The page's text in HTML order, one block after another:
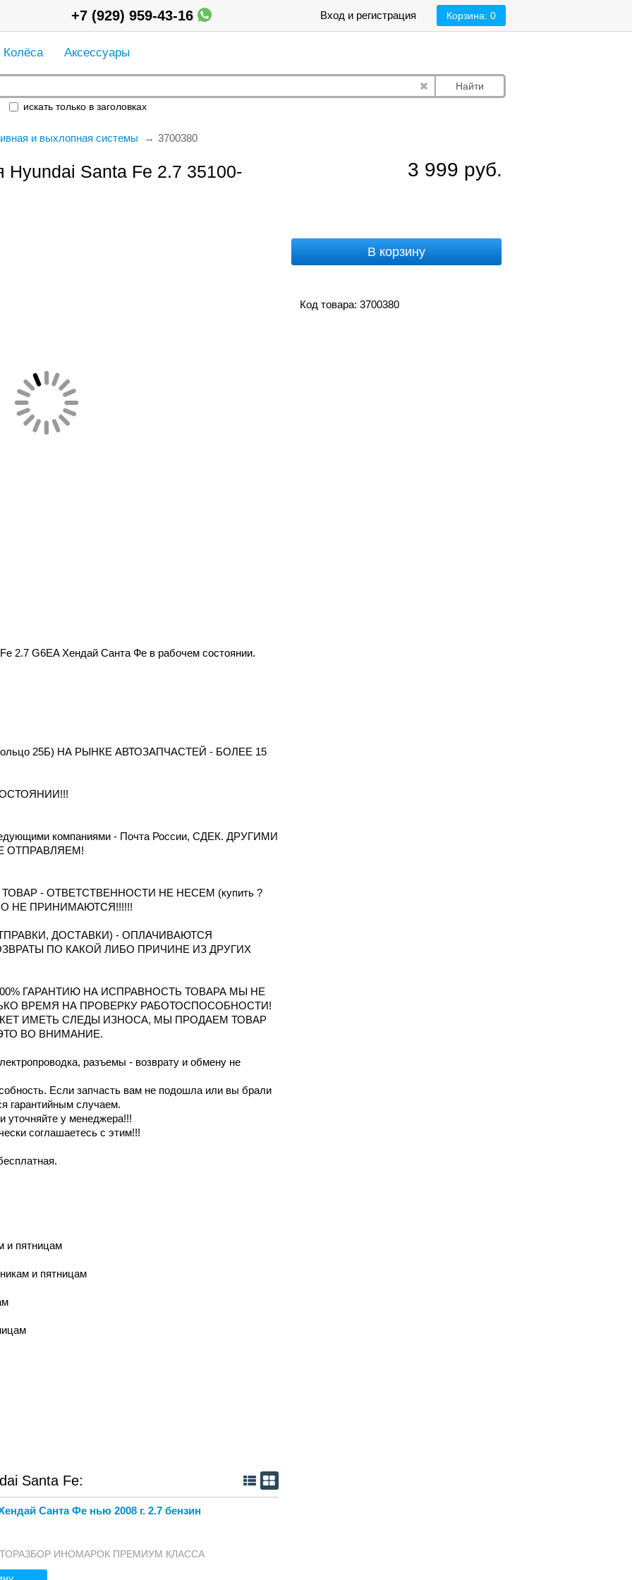
Корзина: 0
Вход и регистрация
+7 (929) 959-43-16
Колёса Аксессуары
Найти
искать только в заголовках
и выхлопная системы 3700380
Hyundai Santa Fe 2.7 35100-
3 999 руб.
В корзину
Код товара: 3700380
2.7 G6EA Хендай Санта Фе в рабочем состоянии.
25Б) НА РЫНКЕ АВТОЗАПЧАСТЕЙ - БОЛЕЕ 15
компаниями - Почта России, СДЕК. ДРУГИМИ
ОТПРАВЛЯЕМ!
- ОТВЕТСТВЕННОСТИ НЕ НЕСЕМ (купить ?
НЕ ПРИНИМАЮТСЯ!!!!!!
ДОСТАВКИ) - ОПЛАЧИВАЮТСЯ
ПО КАКОЙ ЛИБО ПРИЧИНЕ ИЗ ДРУГИХ
ГАРАНТИЮ НА ИСПРАВНОСТЬ ТОВАРА МЫ НЕ
ВРЕМЯ НА ПРОВЕРКУ РАБОТОСПОСОБНОСТИ!
ИМЕТЬ СЛЕДЫ ИЗНОСА, МЫ ПРОДАЕМ ТОВАР
ВО ВНИМАНИЕ.
разъемы - возврату и обмену не
Если запчасть вам не подошла или вы брали
гарантийным случаем.
уточняйте у менеджера!!!
соглашаетесь с этим!!!
и пятницaм
и пятницам
Santa Fe:
Санта Фе нью 2008 г. 2.7 бензин
ИНОМАРОК ПРЕМИУМ КЛАССА